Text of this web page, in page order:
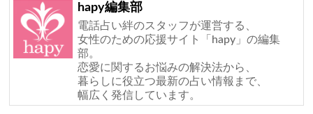
hapy編集部
電話占い絆のスタッフが運営する、
女性のための応援サイト「hapy」の編集
部。
恋愛に関するお悩みの解決法から、
暮らしに役立つ最新の占い情報まで、
幅広く発信しています。